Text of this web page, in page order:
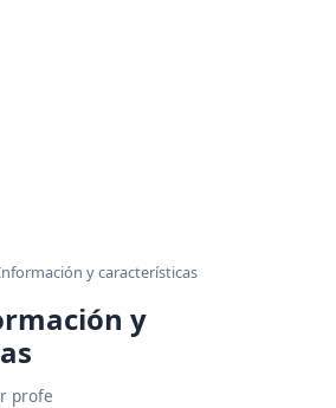
y características
y
profe